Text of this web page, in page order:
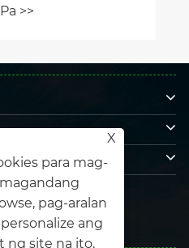
amin
MO KAMI
X
para mag-
pag-aralan
ang
ng site na ito,